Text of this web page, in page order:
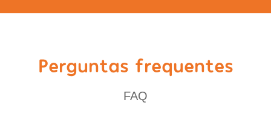
Perguntas frequentes
FAQ